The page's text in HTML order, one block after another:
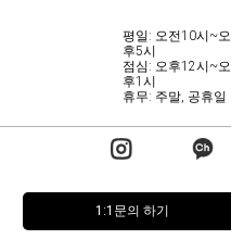
평일: 오전10시~오
후5시
점심: 오후12시~오
후1시
휴무: 주말, 공휴일
1:1문의 하기